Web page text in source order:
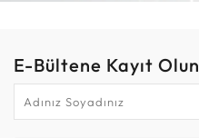
E-Bültene Kayıt Olun